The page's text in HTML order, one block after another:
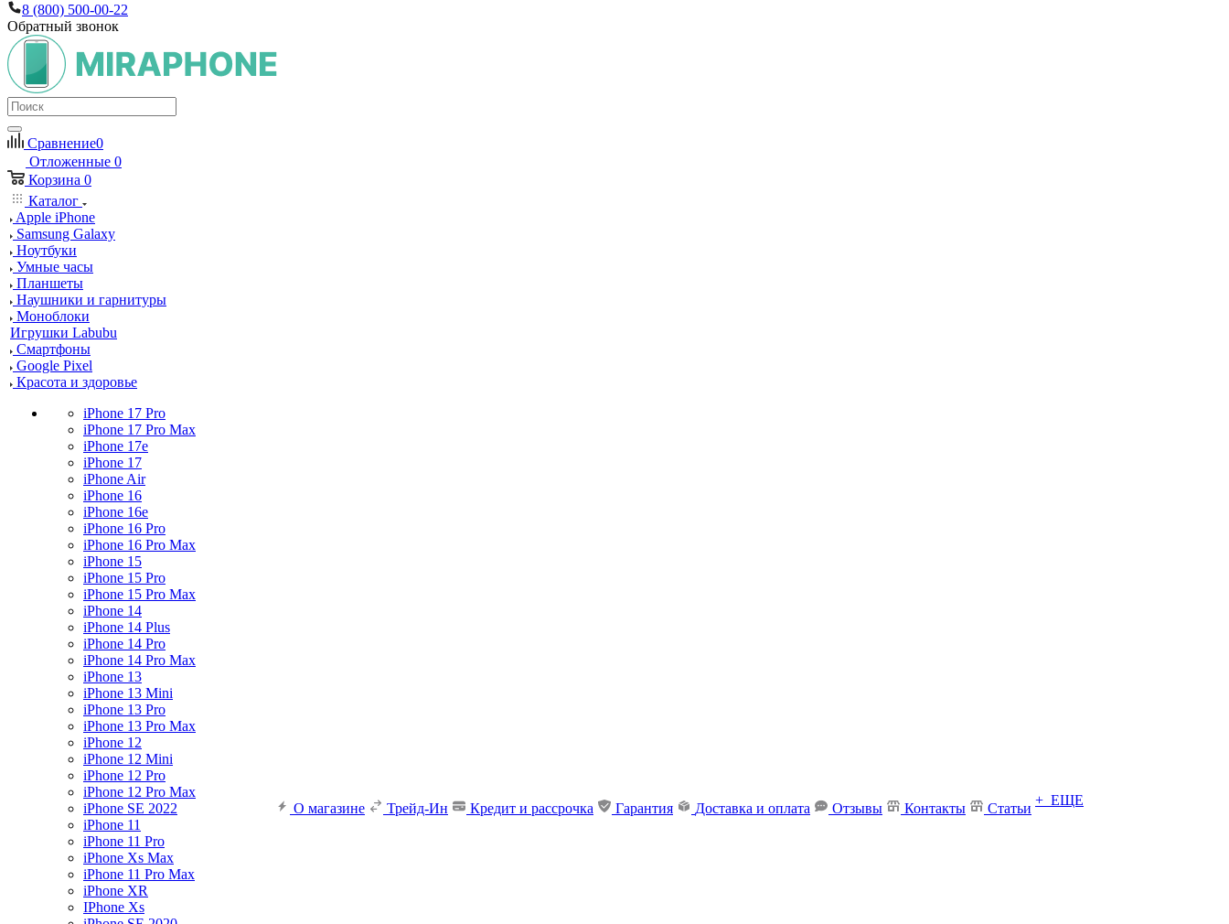
8 (800) 500-00-22
Обратный звонок
Сравнение0
Отложенные 0
Корзина 0
Каталог
Apple iPhone
Samsung Galaxy
Ноутбуки
Умные часы
Планшеты
Наушники и гарнитуры
Моноблоки
Игрушки Labubu
Смартфоны
Google Pixel
Красота и здоровье
iPhone 17 Pro
iPhone 17 Pro Max
iPhone 17e
iPhone 17
iPhone Air
iPhone 16
iPhone 16e
iPhone 16 Pro
iPhone 16 Pro Max
iPhone 15
iPhone 15 Pro
iPhone 15 Pro Max
iPhone 14
iPhone 14 Plus
iPhone 14 Pro
iPhone 14 Pro Max
iPhone 13
iPhone 13 Mini
iPhone 13 Pro
iPhone 13 Pro Max
iPhone 12
iPhone 12 Mini
iPhone 12 Pro
iPhone 12 Pro Max
iPhone SE 2022
iPhone 11
iPhone 11 Pro
iPhone Xs Max
iPhone 11 Pro Max
iPhone XR
IPhone Xs
О магазине Трейд-Ин Кредит и рассрочка Гарантия Доставка и оплата Отзывы Контакты Статьи
+ ЕЩЕ